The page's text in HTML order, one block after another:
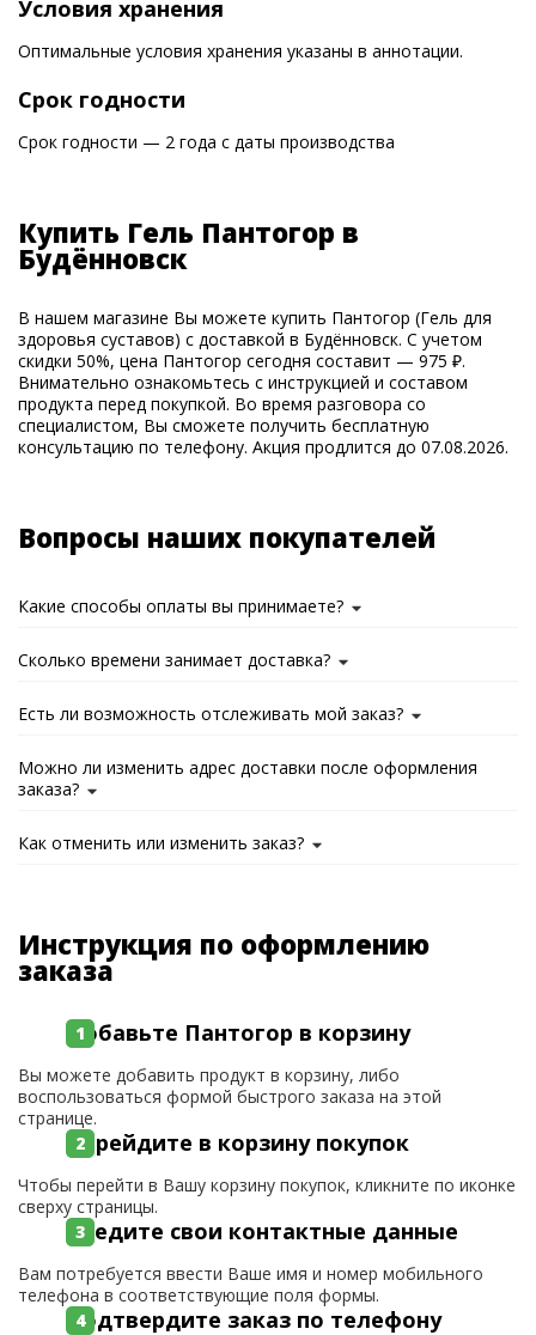
Условия хранения
Оптимальные условия хранения указаны в аннотации.
Срок годности
Срок годности — 2 года с даты производства
Купить Гель Пантогор в
Будённовск
В нашем магазине Вы можете купить Пантогор (Гель для
здоровья суставов) с доставкой в Будённовск. С учетом
скидки 50%, цена Пантогор сегодня составит — 975 ₽.
Внимательно ознакомьтесь с инструкцией и составом
продукта перед покупкой. Во время разговора со
специалистом, Вы сможете получить бесплатную
консультацию по телефону. Акция продлится до 07.08.2026.
Вопросы наших покупателей
Какие способы оплаты вы принимаете?
Сколько времени занимает доставка?
Есть ли возможность отслеживать мой заказ?
Можно ли изменить адрес доставки после оформления
заказа?
Как отменить или изменить заказ?
Инструкция по оформлению
заказа
Добавьте Пантогор в корзину
Вы можете добавить продукт в корзину, либо
воспользоваться формой быстрого заказа на этой
странице.
Перейдите в корзину покупок
Чтобы перейти в Вашу корзину покупок, кликните по иконке
сверху страницы.
Введите свои контактные данные
Вам потребуется ввести Ваше имя и номер мобильного
телефона в соответствующие поля формы.
Подтвердите заказ по телефону